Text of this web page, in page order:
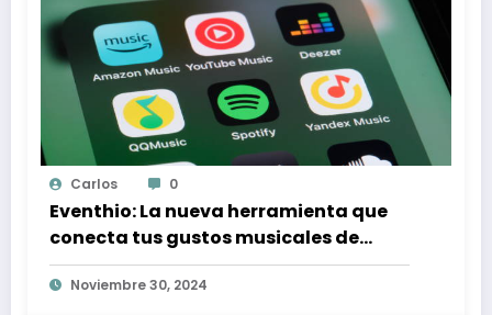
Carlos 0
Eventhio: La nueva herramienta que
conecta tus gustos musicales de
Spotify con conciertos en tu zona
Noviembre 30, 2024